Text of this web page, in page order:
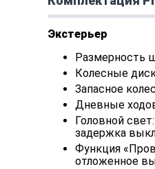
Экстерьер
Размерность
Колесные
Запасное
Дневные
Головной
задержка
Функция
отложенное